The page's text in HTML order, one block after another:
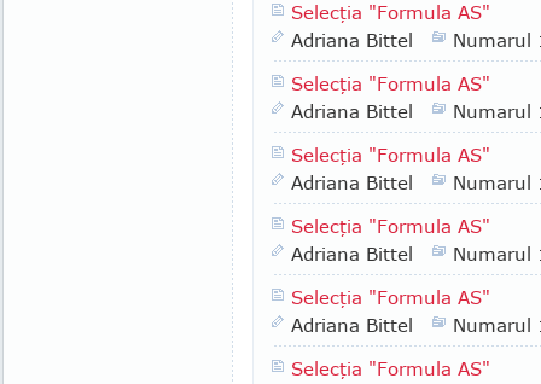
Selecţia "Formula AS"
Adriana Bittel
Numarul
Selecţia "Formula AS"
Adriana Bittel
Numarul
Selecţia "Formula AS"
Adriana Bittel
Numarul
Selecţia "Formula AS"
Adriana Bittel
Numarul
Selecţia "Formula AS"
Adriana Bittel
Numarul
Selecţia "Formula AS"